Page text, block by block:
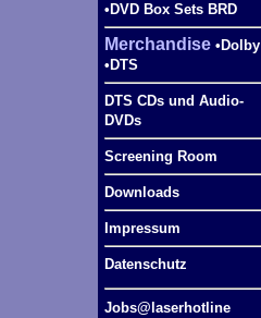
•DVD Box Sets BRD
Merchandise •Dolby
•DTS
DTS CDs und Audio-
DVDs
Screening Room
Downloads
Impressum
Datenschutz
Jobs@laserhotline